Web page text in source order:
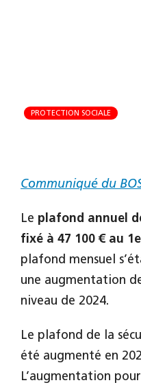
PROTECTION SOCIALE
Communiqué du
Le plafond annuel
fixé à 47 100 € au
plafond mensuel
une augmentation
niveau de 2024.
Le plafond de la
été augmenté en
L’augmentation